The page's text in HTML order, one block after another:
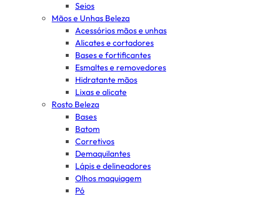
Seios
Mãos e Unhas Beleza
Acessórios mãos e unhas
Alicates e cortadores
Bases e fortificantes
Esmaltes e removedores
Hidratante mãos
Lixas e alicate
Rosto Beleza
Bases
Batom
Corretivos
Demaquilantes
Lápis e delineadores
Olhos maquiagem
Pó